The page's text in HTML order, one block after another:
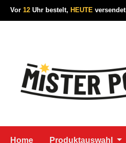
Hauptinhalt springen
Zur Suche springen
Zur Hauptnavigation springen
Vor 12 Uhr bestelt, HEUTE versendet
Home Produktauswahl